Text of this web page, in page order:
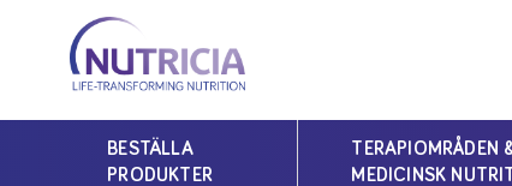
Nutricia
Nutricia
BESTÄLLA
PRODUKTER
TERAPIOMRÅDEN
MEDICINSK